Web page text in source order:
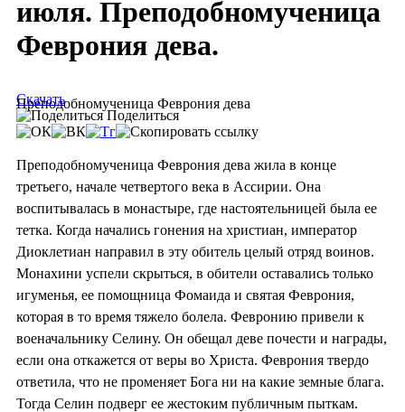
июля. Преподобномученица
Феврония дева.
Преподобномученица Феврония дева
Скачать
Поделиться
Преподобномученица Феврония дева жила в конце
третьего, начале четвертого века в Ассирии. Она
воспитывалась в монастыре, где настоятельницей была ее
тетка. Когда начались гонения на христиан, император
Диоклетиан направил в эту обитель целый отряд воинов.
Монахини успели скрыться, в обители оставались только
игуменья, ее помощница Фомаида и святая Феврония,
которая в то время тяжело болела. Февронию привели к
военачальнику Селину. Он обещал деве почести и награды,
если она откажется от веры во Христа. Феврония твердо
ответила, что не променяет Бога ни на какие земные блага.
Тогда Селин подверг ее жестоким публичным пыткам.